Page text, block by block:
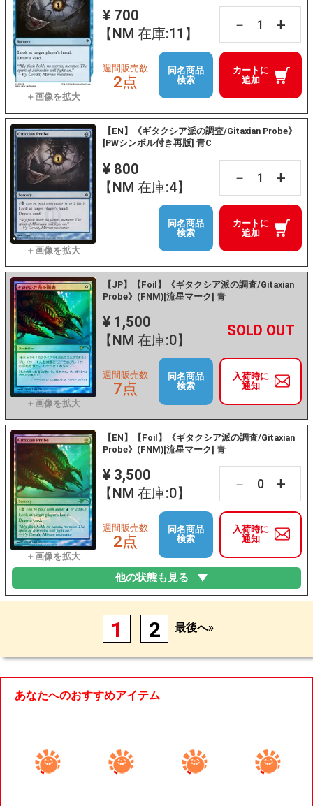
¥ 700
【NM 在庫:11】
－ +
カートに
追加
週間販売数
2点
同名商品
検索
【EN】《ギタクシア派の調査/Gitaxian Probe》
[PWシンボル付き再版] 青C
¥ 800
【NM 在庫:4】
－ +
カートに
追加
同名商品
検索
【JP】【Foil】《ギタクシア派の調査/Gitaxian
Probe》(FNM)[流星マーク] 青
¥ 1,500
【NM 在庫:0】
－ +
入荷時に
通知
週間販売数
7点
同名商品
検索
【EN】【Foil】《ギタクシア派の調査/Gitaxian
Probe》(FNM)[流星マーク] 青
¥ 3,500
【NM 在庫:0】
－ +
入荷時に
通知
週間販売数
2点
同名商品
検索
他の状態も見る
1 2 最後へ»
あなたへのおすすめアイテム